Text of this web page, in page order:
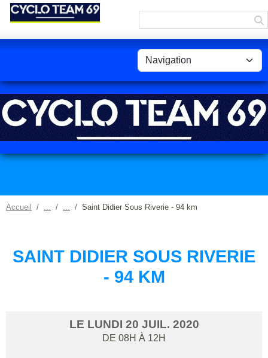
Accueil Saint Didier Sous Riverie - 94 km
SAINT DIDIER SOUS RIVERIE
- 94 KM
LE LUNDI 20 JUIL. 2020
DE 08H À 12H
Panneau de gestion des cookies